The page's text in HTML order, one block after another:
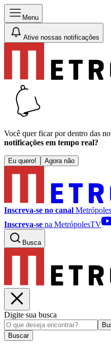
Menu
Ative nossas notificações
Você quer ficar por dentro das
notificações em tempo real?
Eu quero! Agora não
Inscreva-se no canal
Inscreva-se na MetrópolesTV
Busca
Digite sua busca
Buscar